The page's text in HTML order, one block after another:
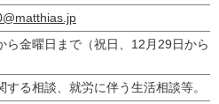
ら金曜日まで（祝日、12月29日から
する相談、就労に伴う生活相談等。